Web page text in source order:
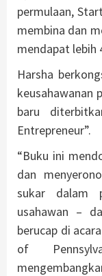
permulaan,
membina dan
mendapat lebih
Harsha
keusahawanan
baru
Entrepreneur”.
“Buku ini
dan
sukar dalam
usahawan –
berucap di
of